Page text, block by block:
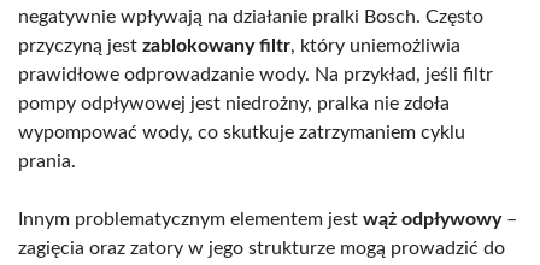
negatywnie wpływają na działanie pralki Bosch. Często
przyczyną jest zablokowany filtr, który uniemożliwia
prawidłowe odprowadzanie wody. Na przykład, jeśli filtr
pompy odpływowej jest niedrożny, pralka nie zdoła
wypompować wody, co skutkuje zatrzymaniem cyklu
prania.
Innym problematycznym elementem jest wąż odpływowy–
zagięcia oraz zatory w jego strukturze mogą prowadzić do